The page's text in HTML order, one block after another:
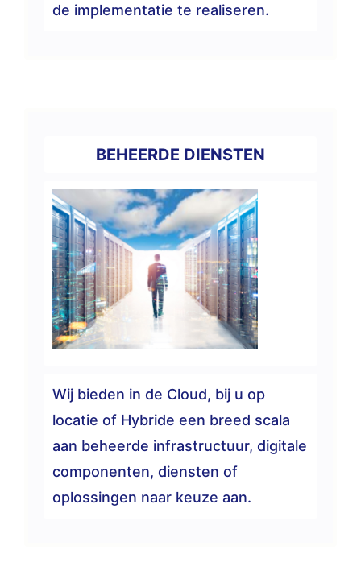
de implementatie te realiseren.
BEHEERDE DIENSTEN
Wij bieden in de Cloud, bij u op
locatie of Hybride een breed scala
aan beheerde infrastructuur, digitale
componenten, diensten of
oplossingen naar keuze aan.